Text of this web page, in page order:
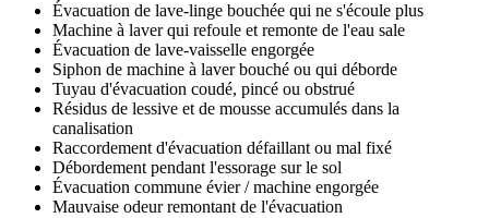
Évacuation de lave-linge bouchée qui ne s'écoule plus
Machine à laver qui refoule et remonte de l'eau sale
Évacuation de lave-vaisselle engorgée
Siphon de machine à laver bouché ou qui déborde
Tuyau d'évacuation coudé, pincé ou obstrué
Résidus de lessive et de mousse accumulés dans la
canalisation
Raccordement d'évacuation défaillant ou mal fixé
Débordement pendant l'essorage sur le sol
Évacuation commune évier / machine engorgée
Mauvaise odeur remontant de l'évacuation